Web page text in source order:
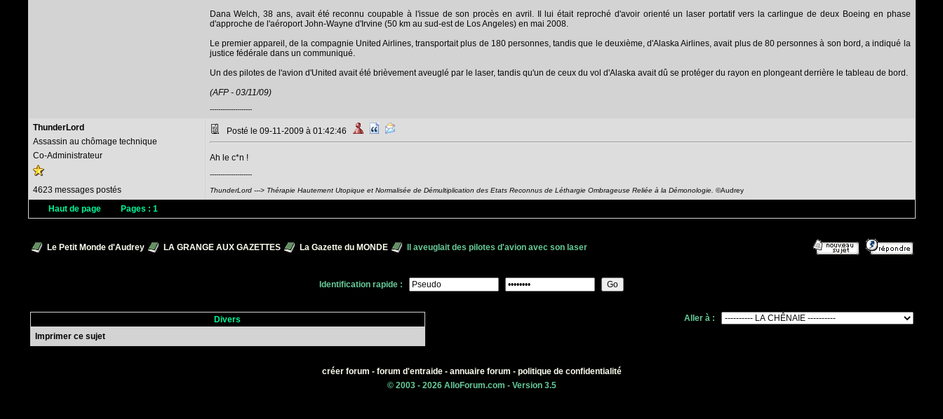
Dana Welch, 38 ans, avait été reconnu coupable à l'issue de son procès en avril. Il lui était reproché d'avoir orienté un laser portatif vers la carlingue de deux Boeing en phase
d'approche de l'aéroport John-Wayne d'Irvine (50 km au sud-est de Los Angeles) en mai 2008.
Le premier appareil, de la compagnie United Airlines, transportait plus de 180 personnes, tandis que le deuxième, d'Alaska Airlines, avait plus de 80 personnes à son bord, a indiqué la
justice fédérale dans un communiqué.
Un des pilotes de l'avion d'United avait été brièvement aveuglé par le laser, tandis qu'un de ceux du vol d'Alaska avait dû se protéger du rayon en plongeant derrière le tableau de bord.
(AFP - 03/11/09)
--------------------
ThunderLord
Assassin au chômage technique
Co-Administrateur
4623 messages postés
Posté le 09-11-2009 à 01:42:46
Ah le c*n !
--------------------
ThunderLord ---> Thérapie Hautement Utopique et Normalisée de Démultiplication des Etats Reconnus de Léthargie Ombrageuse Reliée à la Démonologie. ©Audrey
Haut de page Pages : 1
Le Petit Monde d'Audrey LA GRANGE AUX GAZETTES La Gazette du MONDE Il aveuglait des pilotes d'avion avec son laser
Identification rapide :
Divers
Imprimer ce sujet
Aller à :
créer forum - forum d'entraide- annuaire forum - politique de confidentialité
© 2003 - 2026 AlloForum.com - Version 3.5